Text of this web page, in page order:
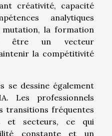
créativité, capacité
analytiques
mutation, la formation
être un vecteur
la compétitivité
se dessine également
Les professionnels
transitions fréquentes
et secteurs, ce qui
constante et un